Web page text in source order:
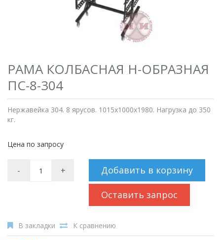
РАМА КОЛБАСНАЯ H-ОБРАЗНАЯ
ПС-8-304
Нержавейка 304. 8 ярусов. 1015х1000х1980. Нагрузка до 350
кг.
Цена по запросу
- + Добавить в корзину
Оставить запрос
В закладки К сравнению